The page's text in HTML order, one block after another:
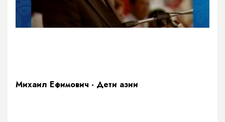
Михаил Ефимович - Дети азии